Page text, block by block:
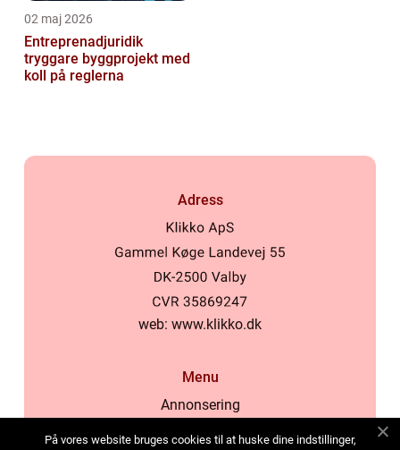
02 maj 2026
Entreprenadjuridik
tryggare byggprojekt med
koll på reglerna
Adress
web: www.klikko.dk
Menu
Annonsering
På vores website bruges cookies til at huske dine indstillinger,